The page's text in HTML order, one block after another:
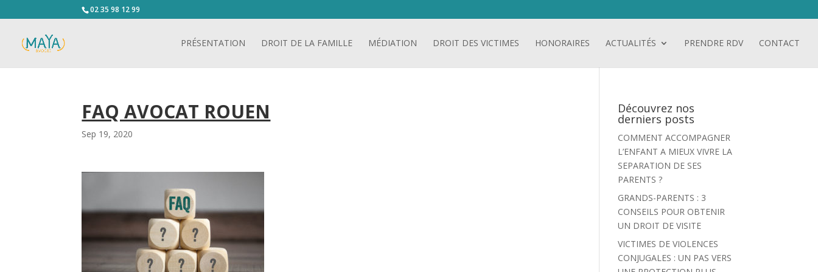
02 35 98 12 99
PRÉSENTATION DROIT DE LA FAMILLE MÉDIATION DROIT DES VICTIMES HONORAIRES ACTUALITÉS PRENDRE RDV CONTACT
FAQ AVOCAT ROUEN
Sep 19, 2020
Découvrez nos
derniers posts
COMMENT ACCOMPAGNER
L’ENFANT A MIEUX VIVRE LA
SEPARATION DE SES
PARENTS ?
GRANDS-PARENTS : 3
CONSEILS POUR OBTENIR
UN DROIT DE VISITE
VICTIMES DE VIOLENCES
CONJUGALES : UN PAS VERS